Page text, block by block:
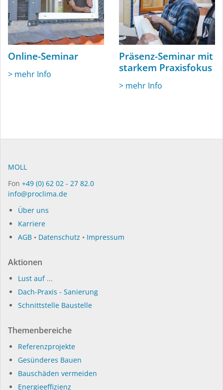
Online-Seminar
> mehr Info
Präsenz-Seminar mit
starkem Praxisfokus
> mehr Info
MOLL
Fon +49 (0) 62 02 - 27 82.0
info@proclima.de
Über uns
Karriere
AGB • Datenschutz • Impressum
Aktionen
Lust auf ...
Dach-Praxis - Sanierung
Schnittstelle Baustelle
Themenbereiche
Referenzprojekte
Gesünderes Bauen
Bauschäden vermeiden
Energieeffizienz